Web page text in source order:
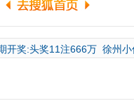
开奖:头奖11注666万 徐州